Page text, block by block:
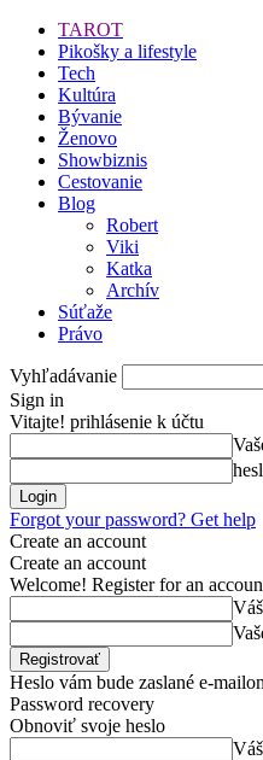
TAROT
Pikošky a lifestyle
Tech
Kultúra
Bývanie
Ženovo
Showbiznis
Cestovanie
Blog
Robert
Viki
Katka
Archív
Súťaže
Právo
Vyhľadávanie
Sign in
Vitajte! prihlásenie k účtu
Forgot your password? Get help
Create an account
Create an account
Welcome! Register for an
Heslo vám bude zaslané e-
Password recovery
Obnoviť svoje heslo